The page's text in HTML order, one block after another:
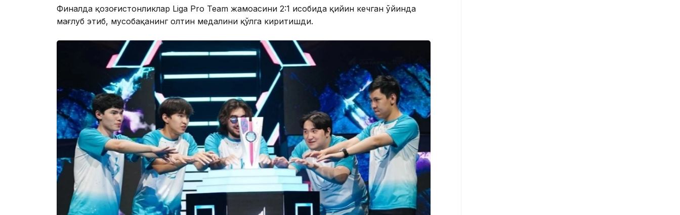
Финалда қозоғистонликлар Liga Pro Team жамоасини 2:1 ҳисобида қийин кечган ўйинда
мағлуб этиб, мусобақанинг олтин медалини қўлга киритишди.